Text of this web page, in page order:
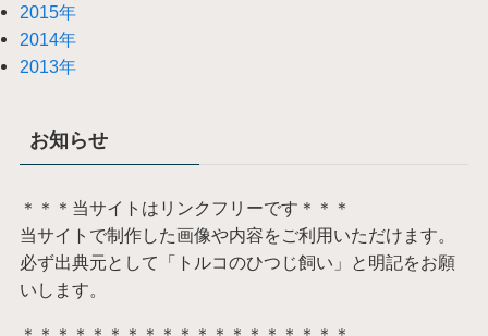
2015年
2014年
2013年
お知らせ
＊＊＊当サイトはリンクフリーです＊＊＊
当サイトで制作した画像や内容をご利用いただけます。
必ず出典元として「トルコのひつじ飼い」と明記をお願
いします。